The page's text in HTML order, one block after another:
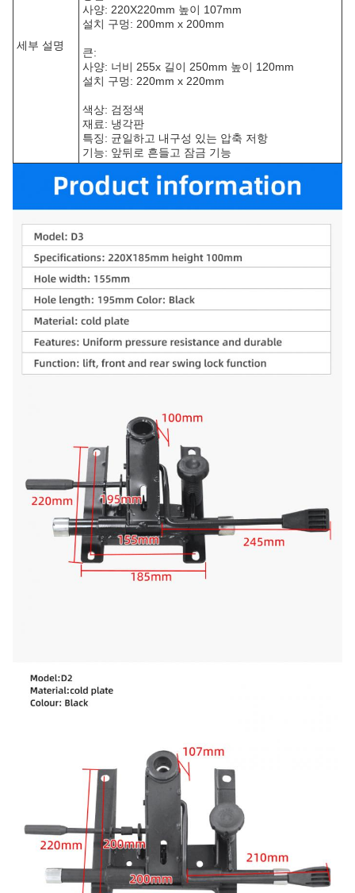
세부 설명
사양: 220X220mm 높이 107mm
설치 구멍: 200mm x 200mm
큰:
사양: 너비 255x 길이 250mm 높이 120mm
설치 구멍: 220mm x 220mm
색상: 검정색
재료: 냉각판
특징: 균일하고 내구성 있는 압축 저항
기능: 앞뒤로 흔들고 잠금 기능